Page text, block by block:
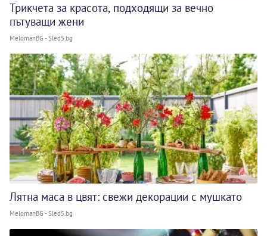
Трикчета за красота, подходящи за вечно
пътуващи жени
MelomanBG - Sled5.bg
Лятна маса в цвят: свежи декорации с мушкато
MelomanBG - Sled5.bg